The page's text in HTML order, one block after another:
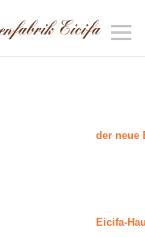
der neue
Eicifa-